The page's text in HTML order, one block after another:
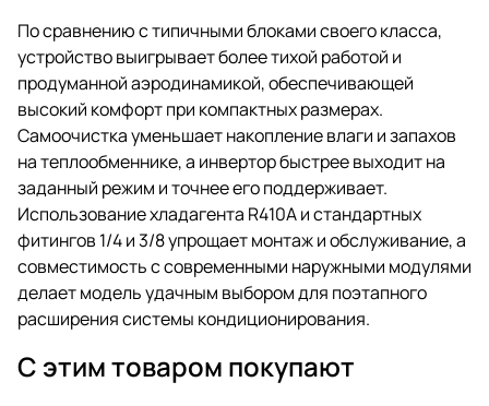
По сравнению с типичными блоками своего класса,
устройство выигрывает более тихой работой и
продуманной аэродинамикой, обеспечивающей
высокий комфорт при компактных размерах.
Самоочистка уменьшает накопление влаги и запахов
на теплообменнике, а инвертор быстрее выходит на
заданный режим и точнее его поддерживает.
Использование хладагента R410A и стандартных
фитингов 1/4 и 3/8 упрощает монтаж и обслуживание, а
совместимость с современными наружными модулями
делает модель удачным выбором для поэтапного
расширения системы кондиционирования.
С этим товаром покупают